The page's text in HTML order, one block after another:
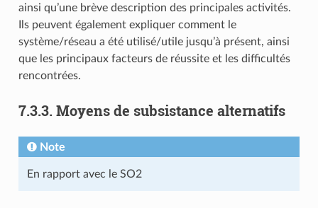
ainsi qu’une brève description des principales activités.
Ils peuvent également expliquer comment le
système/réseau a été utilisé/utile jusqu’à présent, ainsi
que les principaux facteurs de réussite et les difficultés
rencontrées.
7.3.3. Moyens de subsistance alternatifs
Note
En rapport avec le SO2